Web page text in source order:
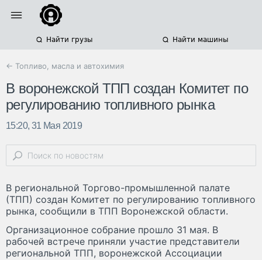
Найти грузы Найти машины
← Топливо, масла и автохимия
В воронежской ТПП создан Комитет по
регулированию топливного рынка
15:20, 31 Мая 2019
В региональной Торгово-промышленной палате
(ТПП) создан Комитет по регулированию топливного
рынка, сообщили в ТПП Воронежской области.
Организационное собрание прошло 31 мая. В
рабочей встрече приняли участие представители
региональной ТПП, воронежской Ассоциации